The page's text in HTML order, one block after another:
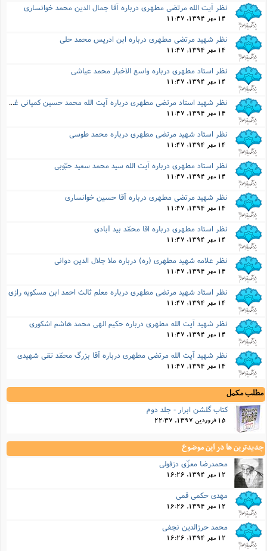
نظر آیت الله مرتضى مطهرى درباره آقا جمال الدین محمد خوانساری
14 مهر 1394, 11:47
نظر شهید مرتضى مطهرى درباره ابن ادریس محمد حلی
14 مهر 1394, 11:47
نظر استاد مطهرى درباره واسع الاخبار محمد عیاشی
14 مهر 1394, 11:47
نظر شهید استاد مرتضى مطهرى درباره آیت الله محمد حسین کمپانی غروی اصفهانی
14 مهر 1394, 11:47
نظر استاد شهید مرتضى مطهرى درباره محمد طوسی
14 مهر 1394, 11:47
نظر استاد مطهرى درباره آیت الله سید محمد سعید حبّوبی
14 مهر 1394, 11:47
نظر شهید مرتضى مطهرى درباره آقا حسین خوانساری
14 مهر 1394, 11:47
نظر استاد مطهرى درباره اقا محمّد بید آبادی
14 مهر 1394, 11:47
نظر علامه شهید مطهرى (ره) درباره ملا جلال الدین دوانی
14 مهر 1394, 11:47
نظر استاد شهید مرتضی مطهری درباره معلم ثالث احمد ابن مسکویه رازی
14 مهر 1394, 11:47
نظر شهید آیت الله مطهری درباره حکیم الهی محمد هاشم اشکوری
14 مهر 1394, 11:47
نظر شهید آیت الله مرتضی مطهری درباره آقا بزرگ محمّد تقی شهیدی
14 مهر 1394, 11:47
مطلب مکمل
کتاب گلشن ابرار - جلد دوم
15 فروردین 1397, 22:37
جدیدترین ها در این موضوع
محمدرضا معزّی دزفولی
12 مهر 1394, 16:26
مهدی حکمی قمی
12 مهر 1394, 16:26
محمد حرزالدین نجفی
12 مهر 1394, 16:26